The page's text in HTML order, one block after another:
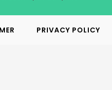
PRIVACY POLICY